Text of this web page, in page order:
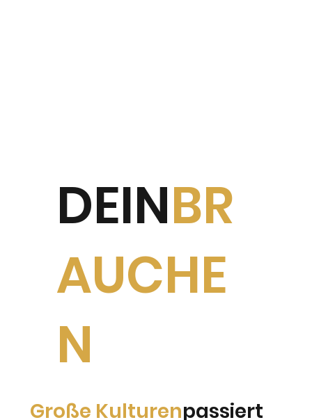
DEINBR
AUCHE
N
Große Kulturenpassiert